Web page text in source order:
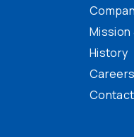
Mission
History
Careers